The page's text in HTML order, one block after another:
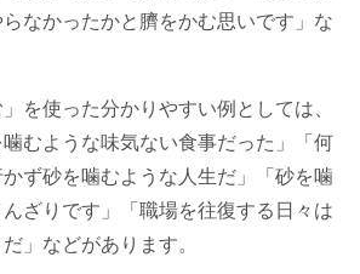
なかったかと臍をかむ思いです」な
を使った分かりやすい例としては、
噛むような味気ない食事だった」「何
ず砂を噛むような人生だ」「砂を噛
ざりです」「職場を往復する日々は
」などがあります。